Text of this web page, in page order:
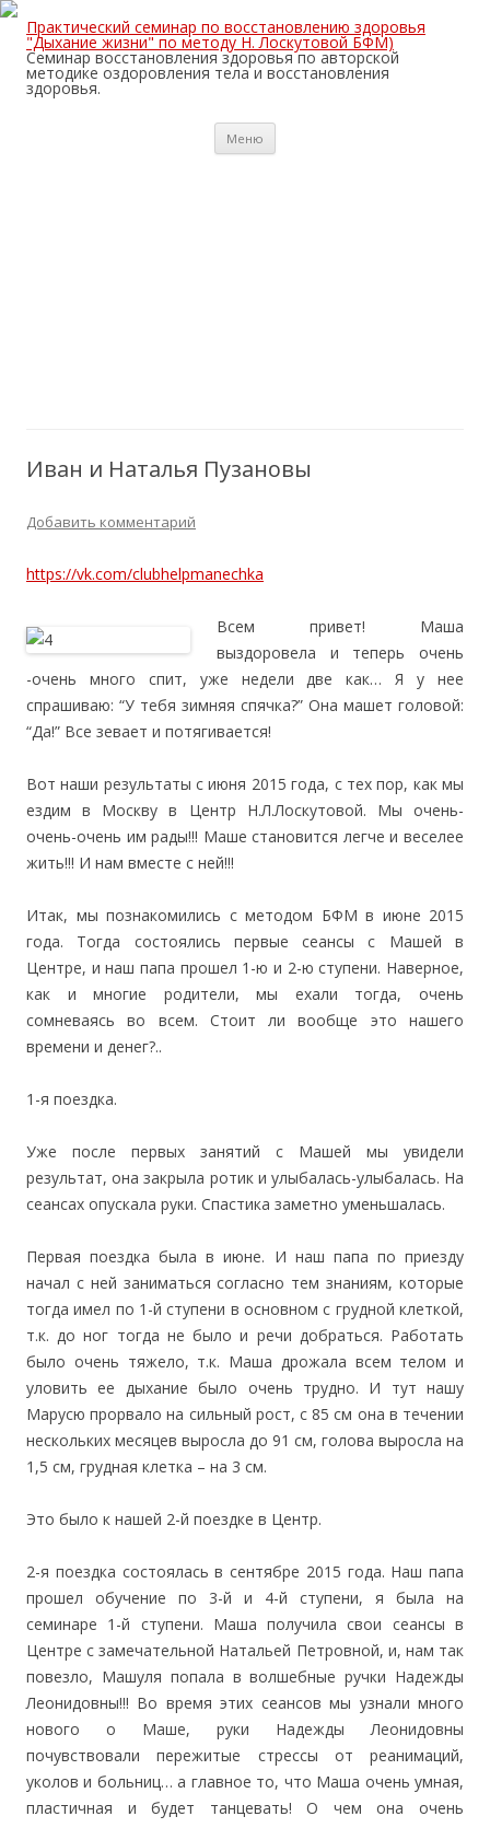
Практический семинар по восстановлению здоровья
"Дыхание жизни" по методу Н. Лоскутовой БФМ)
Семинар восстановления здоровья по авторской
методике оздоровления тела и восстановления
здоровья.
Меню
Иван и Наталья Пузановы
Добавить комментарий
https://vk.com/clubhelpmanechka
Всем привет! Маша
выздоровела и теперь очень
-очень много спит, уже недели две как… Я у нее
спрашиваю: “У тебя зимняя спячка?” Она машет головой:
“Да!” Все зевает и потягивается!
Вот наши результаты с июня 2015 года, с тех пор, как мы
ездим в Москву в Центр Н.Л.Лоскутовой. Мы очень-
очень-очень им рады!!! Маше становится легче и веселее
жить!!! И нам вместе с ней!!!
Итак, мы познакомились с методом БФМ в июне 2015
года. Тогда состоялись первые сеансы с Машей в
Центре, и наш папа прошел 1-ю и 2-ю ступени. Наверное,
как и многие родители, мы ехали тогда, очень
сомневаясь во всем. Стоит ли вообще это нашего
времени и денег?..
1-я поездка.
Уже после первых занятий с Машей мы увидели
результат, она закрыла ротик и улыбалась-улыбалась. На
сеансах опускала руки. Спастика заметно уменьшалась.
Первая поездка была в июне. И наш папа по приезду
начал с ней заниматься согласно тем знаниям, которые
тогда имел по 1-й ступени в основном с грудной клеткой,
т.к. до ног тогда не было и речи добраться. Работать
было очень тяжело, т.к. Маша дрожала всем телом и
уловить ее дыхание было очень трудно. И тут нашу
Марусю прорвало на сильный рост, с 85 см она в течении
нескольких месяцев выросла до 91 см, голова выросла на
1,5 см, грудная клетка – на 3 см.
Это было к нашей 2-й поездке в Центр.
2-я поездка состоялась в сентябре 2015 года. Наш папа
прошел обучение по 3-й и 4-й ступени, я была на
семинаре 1-й ступени. Маша получила свои сеансы в
Центре с замечательной Натальей Петровной, и, нам так
повезло, Машуля попала в волшебные ручки Надежды
Леонидовны!!! Во время этих сеансов мы узнали много
нового о Маше, руки Надежды Леонидовны
почувствовали пережитые стрессы от реанимаций,
уколов и больниц… а главное то, что Маша очень умная,
пластичная и будет танцевать! О чем она очень